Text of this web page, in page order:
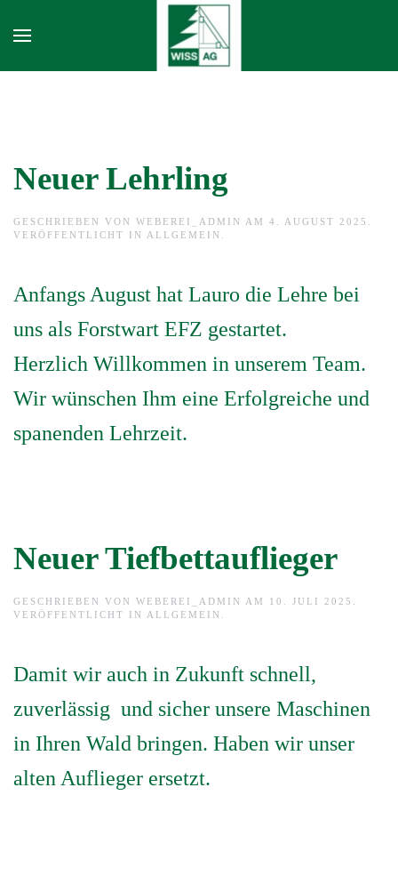
Skip to main content
Neuer Lehrling
GESCHRIEBEN VON WEBEREI_ADMIN AM 4. AUGUST 2025
VERÖFFENTLICHT IN ALLGEMEIN
Anfangs August hat Lauro die Lehre bei
uns als Forstwart EFZ gestartet.
Herzlich Willkommen in unserem Team.
Wir wünschen Ihm eine Erfolgreiche und
spanenden Lehrzeit.
Neuer Tiefbettauflieger
GESCHRIEBEN VON WEBEREI_ADMIN AM 10. JULI 2025
VERÖFFENTLICHT IN ALLGEMEIN
Damit wir auch in Zukunft schnell,
zuverlässig und sicher unsere Maschinen
in Ihren Wald bringen. Haben wir unser
alten Auflieger ersetzt.